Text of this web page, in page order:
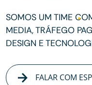
SOMOS UM TIME
MEDIA, TRÁFEGO
DESIGN E
FALAR COM